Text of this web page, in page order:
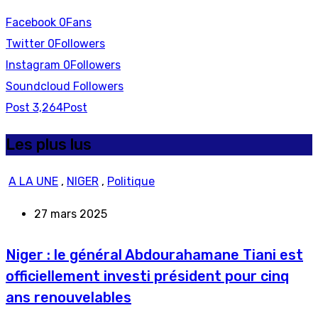
Facebook 0Fans
Twitter 0Followers
Instagram 0Followers
Soundcloud Followers
Post 3,264Post
Les plus lus
A LA UNE , NIGER , Politique
27 mars 2025
Niger : le général Abdourahamane Tiani est
officiellement investi président pour cinq
ans renouvelables